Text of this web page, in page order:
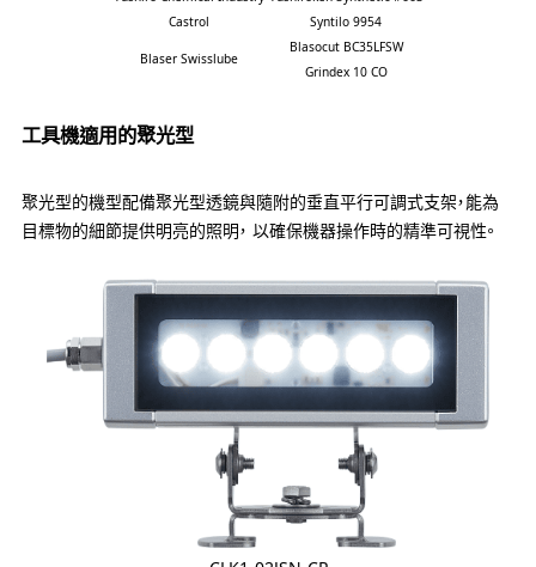
Castrol
Syntilo 9954
Blaser Swisslube
Blasocut BC35LFSW
Grindex 10 CO
工具機適用的聚光型
聚光型的機型配備聚光型透鏡與隨附的垂直平行可調式支架，能為
目標物的細節提供明亮的照明， 以確保機器操作時的精準可視性。